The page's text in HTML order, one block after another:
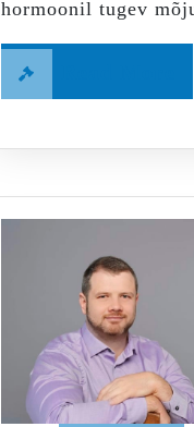
hormoonil tugev